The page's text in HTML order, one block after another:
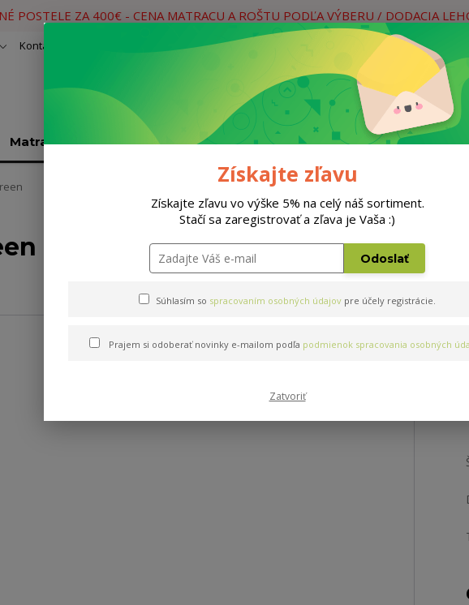
POSTELE ZA 400€ - CENA MATRACU A ROŠTU PODĽA VÝBERU / DODACIA
Kontakty
Hľadať
Neviete si rady? Zavolajte.
Matrace Rošty Doplnky Postele
Získajte zľavu
Získajte zľavu vo výške 5% na celý náš sortiment.
Stačí sa zaregistrovať a zľava je Vaša :)
Odoslať
Súhlasím so spracovaním osobných údajov pre účely registrácie.
Prajem si odoberať novinky e-mailom podľa podmienok spracovania osobných
Zatvoriť